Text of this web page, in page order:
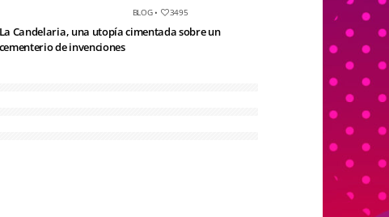
BLOG• 3495
La Candelaria, una utopía cimentada sobre un
cementerio de invenciones